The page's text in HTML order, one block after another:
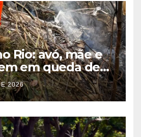
Rio: avó, mãe e
em queda de
2026